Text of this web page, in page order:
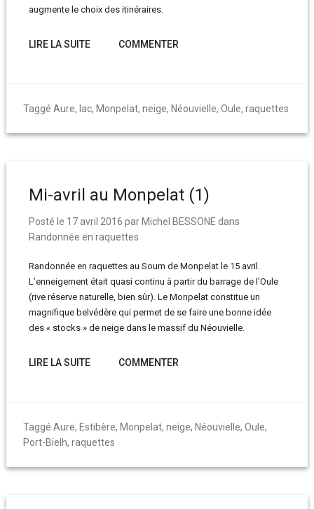
augmente le choix des itinéraires.
LIRE LA SUITE COMMENTER
Taggé Aure, lac, Monpelat, neige, Néouvielle, Oule, raquettes
Mi-avril au Monpelat (1)
Posté le 17 avril 2016 par Michel BESSONE dans
Randonnée en raquettes
Randonnée en raquettes au Soum de Monpelat le 15 avril.
L’enneigement était quasi continu à partir du barrage de l’Oule
(rive réserve naturelle, bien sûr). Le Monpelat constitue un
magnifique belvédère qui permet de se faire une bonne idée
des « stocks » de neige dans le massif du Néouvielle.
LIRE LA SUITE COMMENTER
Taggé Aure, Estibère, Monpelat, neige, Néouvielle, Oule,
Port-Bielh, raquettes